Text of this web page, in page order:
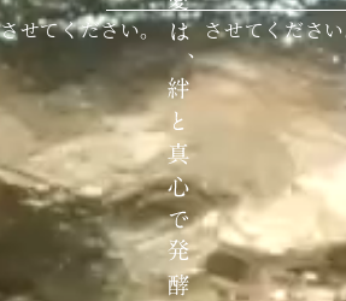
させてください。
させてください